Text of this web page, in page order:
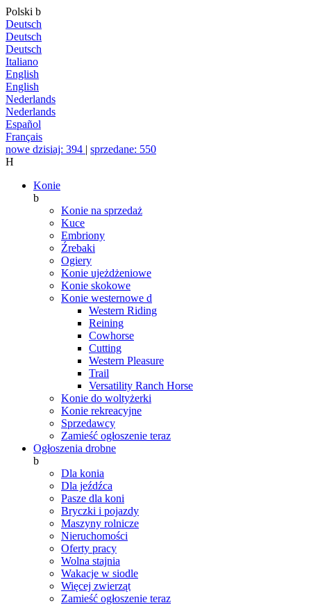
Polski b
Deutsch
Deutsch
Deutsch
Italiano
English
English
Nederlands
Nederlands
Español
Français
nowe dzisiaj: 394 | sprzedane: 550
H
Konie
b
Konie na sprzedaż
Kuce
Embriony
Źrebaki
Ogiery
Konie ujeżdżeniowe
Konie skokowe
Konie westernowe d
Western Riding
Reining
Cowhorse
Cutting
Western Pleasure
Trail
Versatility Ranch Horse
Konie do woltyżerki
Konie rekreacyjne
Sprzedawcy
Zamieść ogłoszenie teraz
Ogłoszenia drobne
b
Dla konia
Dla jeźdźca
Pasze dla koni
Bryczki i pojazdy
Maszyny rolnicze
Nieruchomości
Oferty pracy
Wolna stajnia
Wakacje w siodle
Więcej zwierząt
Zamieść ogłoszenie teraz